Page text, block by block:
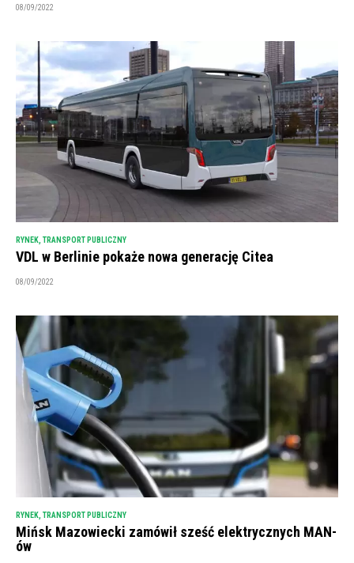
08/09/2022
RYNEK, TRANSPORT PUBLICZNY
VDL w Berlinie pokaże nowa generację Citea
08/09/2022
RYNEK TRANSPORT PUBLICZNY
Mińsk Mazowiecki zamówił sześć elektrycznych MAN-
ów